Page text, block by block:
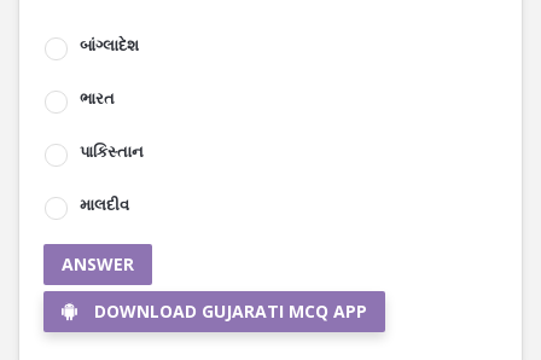
બાંગ્લાદેશ
ભારત
પાકિસ્તાન
માલદીવ
ANSWER
DOWNLOAD GUJARATI MCQ APP